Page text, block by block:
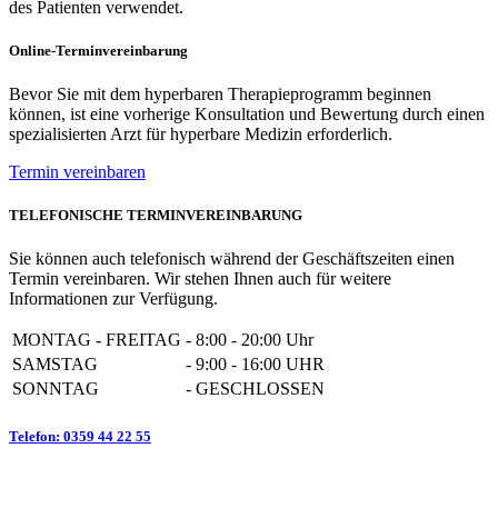
des Patienten verwendet.
Online-Terminvereinbarung
Bevor Sie mit dem hyperbaren Therapieprogramm beginnen
können, ist eine vorherige Konsultation und Bewertung durch einen
spezialisierten Arzt für hyperbare Medizin erforderlich.
Termin vereinbaren
TELEFONISCHE TERMINVEREINBARUNG
Sie können auch telefonisch während der Geschäftszeiten einen
Termin vereinbaren. Wir stehen Ihnen auch für weitere
Informationen zur Verfügung.
MONTAG - FREITAG - 8:00 - 20:00 Uhr
SAMSTAG
- 9:00 - 16:00 UHR
SONNTAG
- GESCHLOSSEN
Telefon: 0359 44 22 55